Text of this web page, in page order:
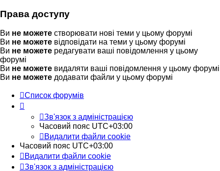
Права доступу
Ви не можете створювати нові теми у цьому форумі
Ви не можете відповідати на теми у цьому форумі
Ви не можете редагувати ваші повідомлення у цьому
форумі
Ви не можете видаляти ваші повідомлення у цьому форумі
Ви не можете додавати файли у цьому форумі
Список форумів
Зв'язок з адміністрацією
Часовий пояс UTC+03:00
Видалити файли cookie
Часовий пояс UTC+03:00
Видалити файли cookie
Зв'язок з адміністрацією